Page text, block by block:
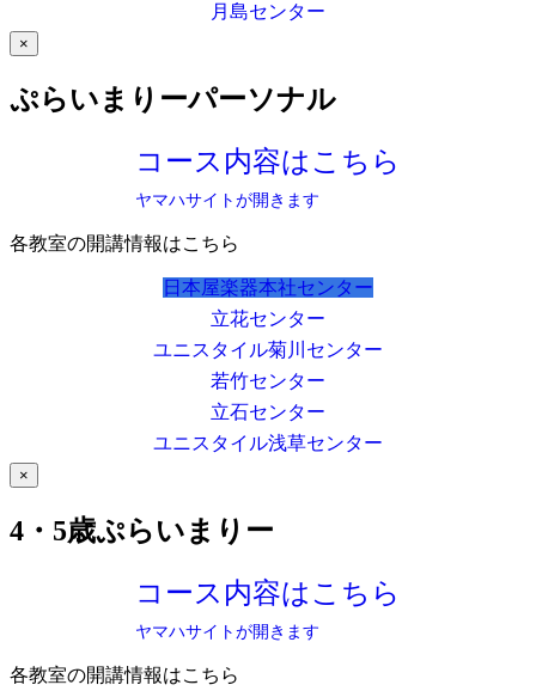
月島センター
×
ぷらいまりーパーソナル
コース内容はこちら
ヤマハサイトが開きます
各教室の開講情報はこちら
日本屋楽器本社センター
立花センター
ユニスタイル菊川センター
若竹センター
立石センター
ユニスタイル浅草センター
×
4・5歳ぷらいまりー
コース内容はこちら
ヤマハサイトが開きます
各教室の開講情報はこちら